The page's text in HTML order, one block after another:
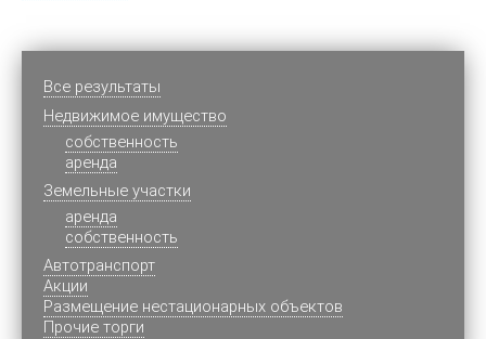
Все результаты
Недвижимое имущество
cобственность
аренда
Земельные участки
аренда
собственность
Автотранспорт
Акции
Размещение нестационарных объектов
Прочие торги